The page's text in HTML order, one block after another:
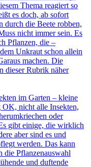
Thema reagiert so
es doch, ab sofort
durch die Beete robben,
nicht immer sein. Es
Pflanzen, die –
Unkraut schon allein
machen. Die
dieser Rubrik näher
im Garten – kleine
nicht alle Insekten,
oder
gibt einige, die wirklich
aber sind es und
werden. Das kann
die Pflanzenauswahl
und duftende